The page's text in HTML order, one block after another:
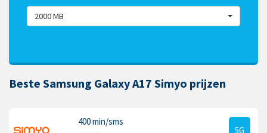
2000 MB
Beste Samsung Galaxy A17 Simyo prijzen
400 min/sms
5G